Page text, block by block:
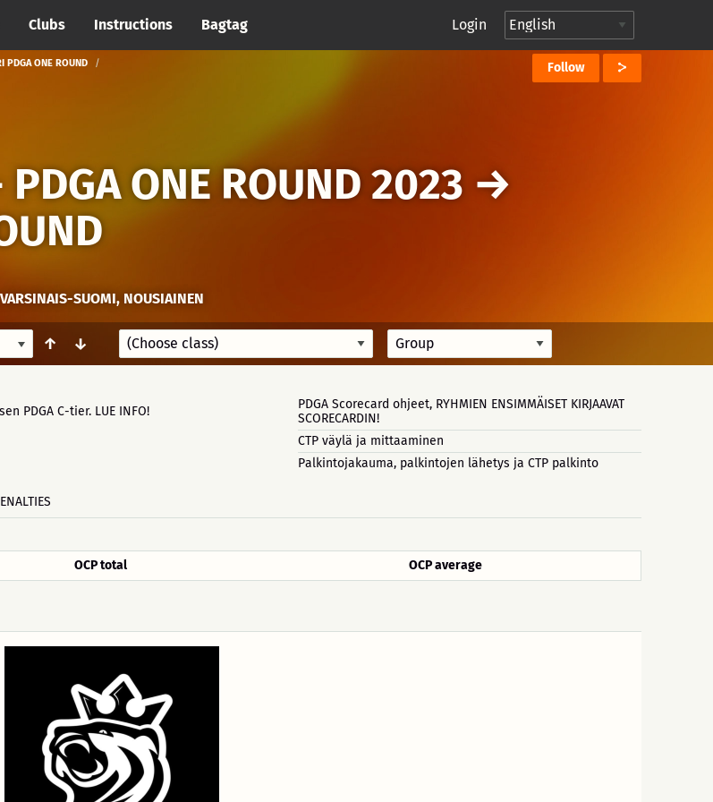
Clubs Instructions Bagtag Login
PDGA ONE ROUND Follow
ONE ROUND 2023 →
SUOMI, NOUSIAINEN
↑ ↓
PDGA C-tier. LUE INFO!
PDGA Scorecard ohjeet, RYHMIEN ENSIMMÄISET KIRJAAVAT
SCORECARDIN!
CTP väylä ja mittaaminen
Palkintojakauma, palkintojen lähetys ja CTP palkinto
OCP total OCP average